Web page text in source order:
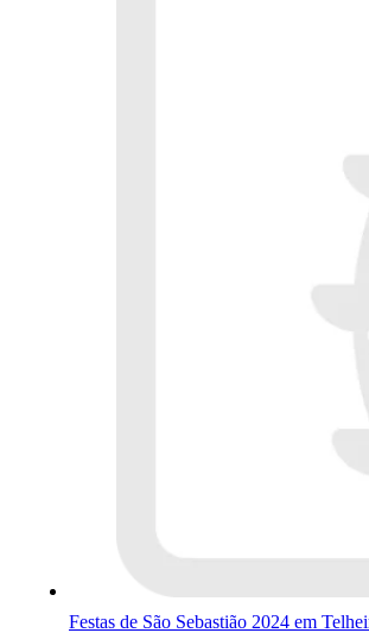
Festas de São Sebastião 2024 em